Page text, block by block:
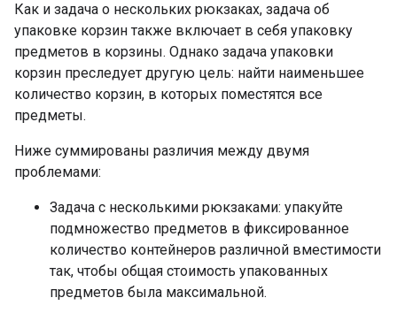
Как и задача о нескольких рюкзаках, задача об
упаковке корзин также включает в себя упаковку
предметов в корзины. Однако задача упаковки
корзин преследует другую цель: найти наименьшее
количество корзин, в которых поместятся все
предметы.
Ниже суммированы различия между двумя
проблемами:
Задача с несколькими рюкзаками: упакуйте
подмножество предметов в фиксированное
количество контейнеров различной вместимости
так, чтобы общая стоимость упакованных
предметов была максимальной.